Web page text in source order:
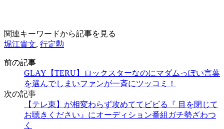
関連キーワードから記事を見る
堀江貴文, 行定勲
前の記事
GLAY【TERU】ロックスターなのにマダムっぽい言葉
を選んでしまいファンが一斉にツッコミ！
次の記事
【テレ東】が相変わらず攻めててビビる『 目を閉じて
お聴きください』にオーディション番組ガチ勢ざわつ
く